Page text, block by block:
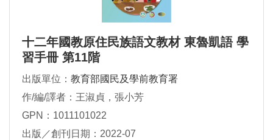
十二年國教原住民族語文教材 東魯凱語 學
習手冊 第11階
出版單位： 教育部國民及學前教育署
作/編/譯者：王淑貞，張小芳
GPN：1011101022
出版／創刊日期：2022-07